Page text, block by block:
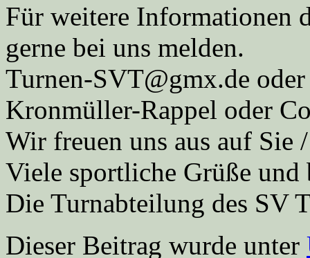
Für weitere Informationen
gerne bei uns melden.
Turnen-SVT@gmx.de
Kronmüller-Rappel oder
Wir freuen uns aus auf Sie
Viele sportliche Grüße und
Die Turnabteilung des SV
Dieser Beitrag wurde unter